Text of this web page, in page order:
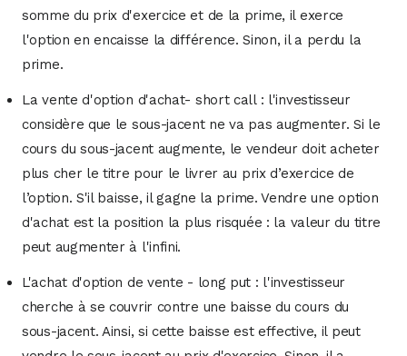
somme du prix d'exercice et de la prime, il exerce
l'option en encaisse la différence. Sinon, il a perdu la
prime.
La vente d'option d'achat- short call : l'investisseur
considère que le sous-jacent ne va pas augmenter. Si le
cours du sous-jacent augmente, le vendeur doit acheter
plus cher le titre pour le livrer au prix d’exercice de
l’option. S'il baisse, il gagne la prime. Vendre une option
d'achat est la position la plus risquée : la valeur du titre
peut augmenter à l'infini.
L'achat d'option de vente - long put : l'investisseur
cherche à se couvrir contre une baisse du cours du
sous-jacent. Ainsi, si cette baisse est effective, il peut